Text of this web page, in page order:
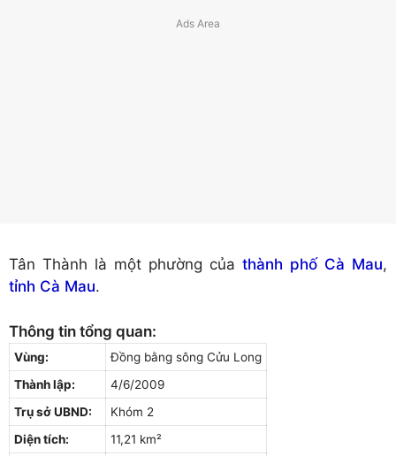
Tân Thành là một phường của thành phố Cà Mau,
tỉnh Cà Mau.
Thông tin tổng quan:
Vùng:
Đồng bằng sông Cửu Long
Thành lập:
4/6/2009
Trụ sở UBND:
Khóm 2
Diện tích:
11,21 km²